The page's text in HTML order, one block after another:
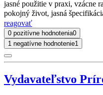
jasné použitie v praxi, vzácne
pokojný život, jasná
reagovať
0 pozitívne hodnotenia0
1 negatívne hodnotenie1
Vydavateľstvo